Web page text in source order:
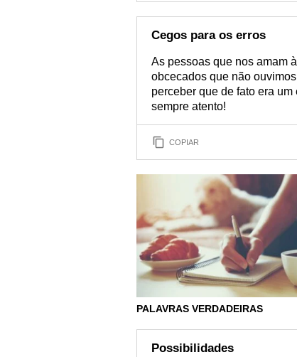
Cegos para os erros
As pessoas que nos amam
obcecados que não
perceber que de fato era
sempre atento!
COPIAR
PALAVRAS VERDADEIRAS
Possibilidades